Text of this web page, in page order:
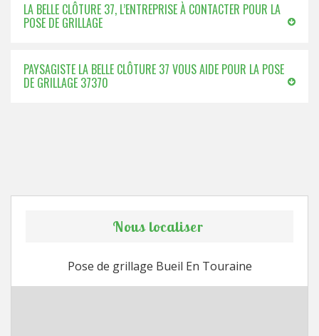
LA BELLE CLÔTURE 37, L’ENTREPRISE À CONTACTER POUR LA
POSE DE GRILLAGE
PAYSAGISTE LA BELLE CLÔTURE 37 VOUS AIDE POUR LA POSE
DE GRILLAGE 37370
Nous localiser
Pose de grillage Bueil En Touraine